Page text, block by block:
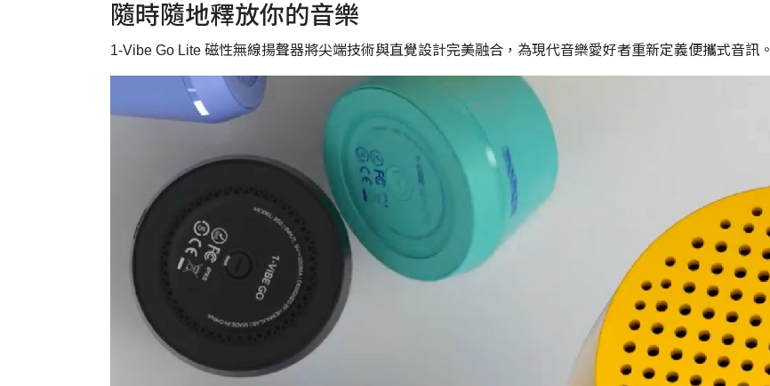
隨時隨地釋放你的音樂
1-Vibe Go Lite 磁性無線揚聲器將尖端技術與直覺設計完美融合，為現代音樂愛好者重新定義便攜式音訊。